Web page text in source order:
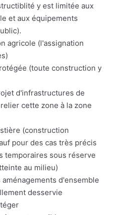
y est limitée aux
et aux équipements
agricole (l'assignation
(toute construction y
d'infrastructures de
cette zone à la zone
(construction
pour des cas très précis
temporaires sous réserve
au milieu)
d'ensemble
desservie